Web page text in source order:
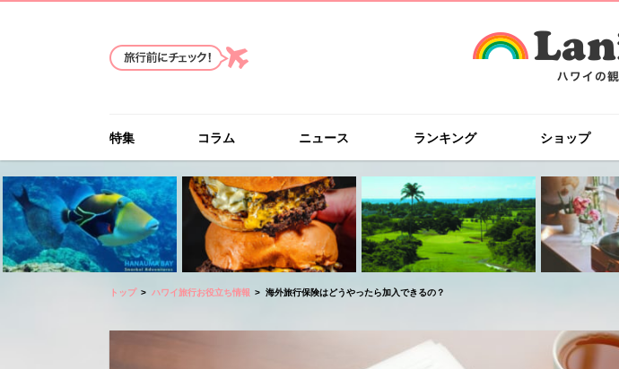
特集 コラム ニュース ランキング ショップ
トップ ハワイ旅行お役立ち情報 海外旅行保険はどうやったら加入できるの？